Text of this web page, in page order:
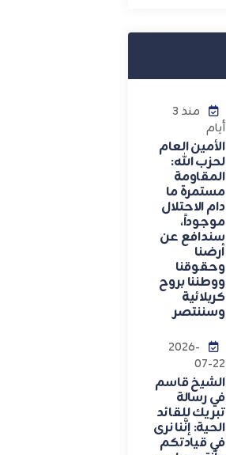
منذ 3
أيام
الأمين العام
لحزب الله:
المقاومة
مستمرة ما
دام الاحتلال
موجوداً،
سندافع عن
أرضنا
وحقوقنا
ووطننا بروح
كربلائية
وسننتصر
2026-
07-22
الشيخ قاسم
في رسالة
تبريك للقائد
الحية: إنَّنا نرى
في قيادتكم